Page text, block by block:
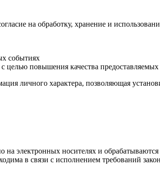
на обработку, хранение и
событиях
целью повышения качества предоставляемых
личного характера, позволяющая
электронных носителях и
в связи с исполнением требований